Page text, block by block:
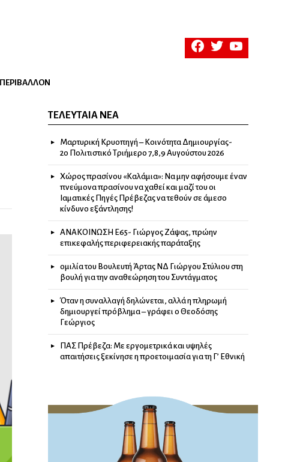
facebooktwitteryoutube
ΠΕΡΙΒΆΛΛΟΝ
ΤΕΛΕΥΤΑΊΑ ΝΈΑ
Μαρτυρική Κρυοπηγή – Κοινότητα Δημιουργίας-
2ο Πολιτιστικό Τριήμερο 7,8,9 Αυγούστου 2026
Χώρος πρασίνου «Καλάμια»: Να μην αφήσουμε έναν
πνεύμονα πρασίνου να χαθεί και μαζί του οι
Ιαματικές Πηγές Πρέβεζας να τεθούν σε άμεσο
κίνδυνο εξάντλησης!
ΑΝΑΚΟΙΝΩΣΗ Ε65- Γιώργος Ζάψας, πρώην
επικεφαλής περιφερειακής παράταξης
ομιλία του Βουλευτή Άρτας ΝΔ Γιώργου Στύλιου στη
βουλή για την αναθεώρηση του Συντάγματος
Όταν η συναλλαγή δηλώνεται, αλλά η πληρωμή
δημιουργεί πρόβλημα – γράφει ο Θεοδόσης
Γεώργιος
ΠΑΣ Πρέβεζα: Με εργομετρικά και υψηλές
απαιτήσεις ξεκίνησε η προετοιμασία για τη Γ’ Εθνική